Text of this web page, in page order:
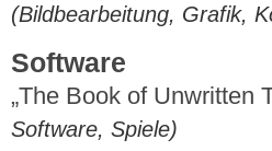
(Bildbearbeitung, Grafik,
Software
„The Book of Unwritten
Software, Spiele)